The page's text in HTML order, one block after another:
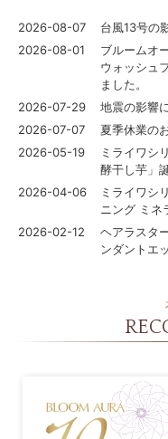
オンラ
2026-08-07
台風13号の
2026-08-01
ブルームオ
ウォッシュ
ました。
2026-07-29
地震の影響
2026-07-07
夏季休業の
2026-05-19
ミライワシ
酵干し芋」
2026-04-06
ミライワシ
ニング ミネ
2026-02-12
ヘアラスタ
ンダントエ